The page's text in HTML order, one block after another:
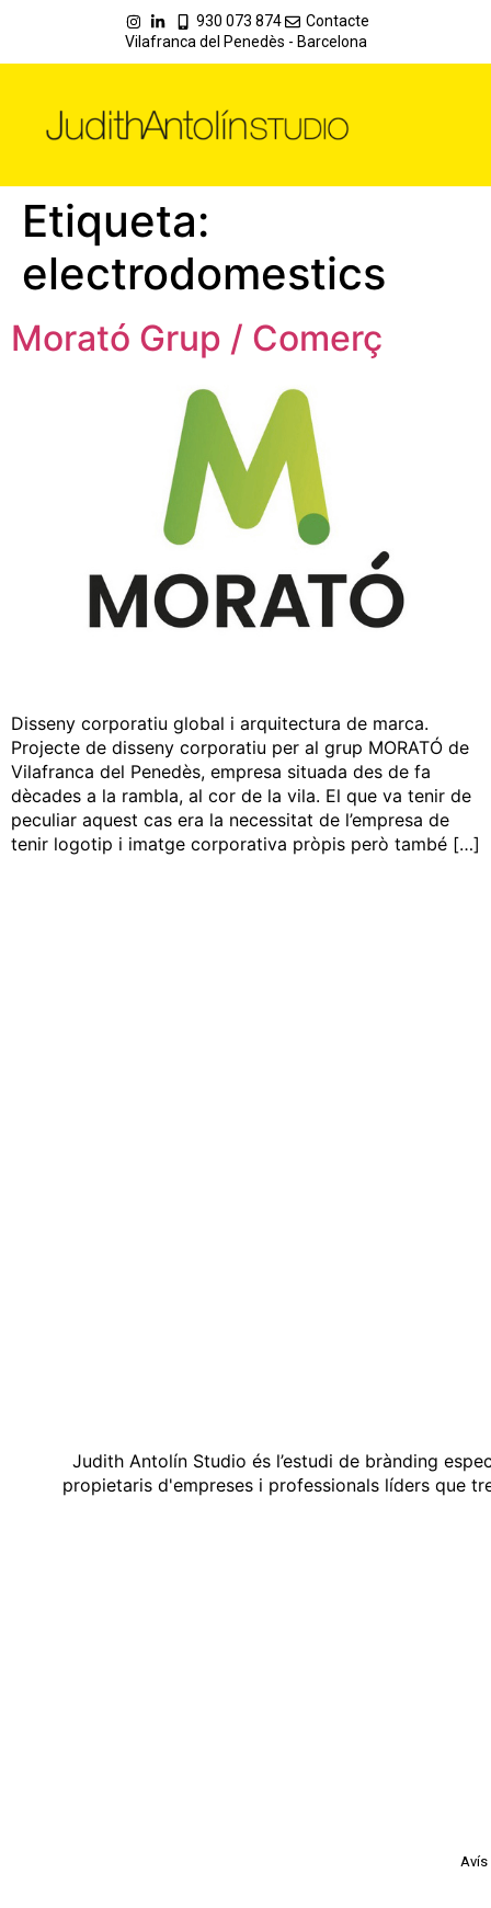
930 073 874
Contacte
Vilafranca del Penedès - Barcelona
Etiqueta:
electrodomestics
Morató Grup / Comerç
Disseny corporatiu global i arquitectura de marca.
Projecte de disseny corporatiu per al grup MORATÓ de
Vilafranca del Penedès, empresa situada des de fa
dècades a la rambla, al cor de la vila. El que va tenir de
peculiar aquest cas era la necessitat de l’empresa de
tenir logotip i imatge corporativa pròpis però també […]
Judith Antolín Studio és l’estudi de brànding
propietaris d'empreses i professionals líders que
Avís